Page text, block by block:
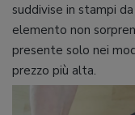
suddivise in stampi
elemento non
presente solo nei
prezzo più alta.